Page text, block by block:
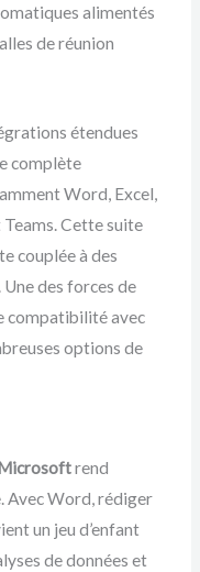
alimentés
de réunion
étendues
complète
Word, Excel,
Cette suite
couplée à des
Une des forces de
compatibilité avec
options de
rend
Avec Word, rédiger
un jeu d’enfant
de données et